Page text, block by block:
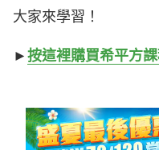
大家來學習！
► 按這裡購買希平方